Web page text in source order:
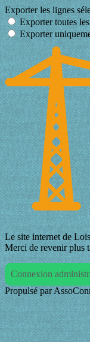
Exporter les lignes
Exporter toutes
Exporter
Le site internet de
Merci de revenir plus
Connexion
Propulsé par